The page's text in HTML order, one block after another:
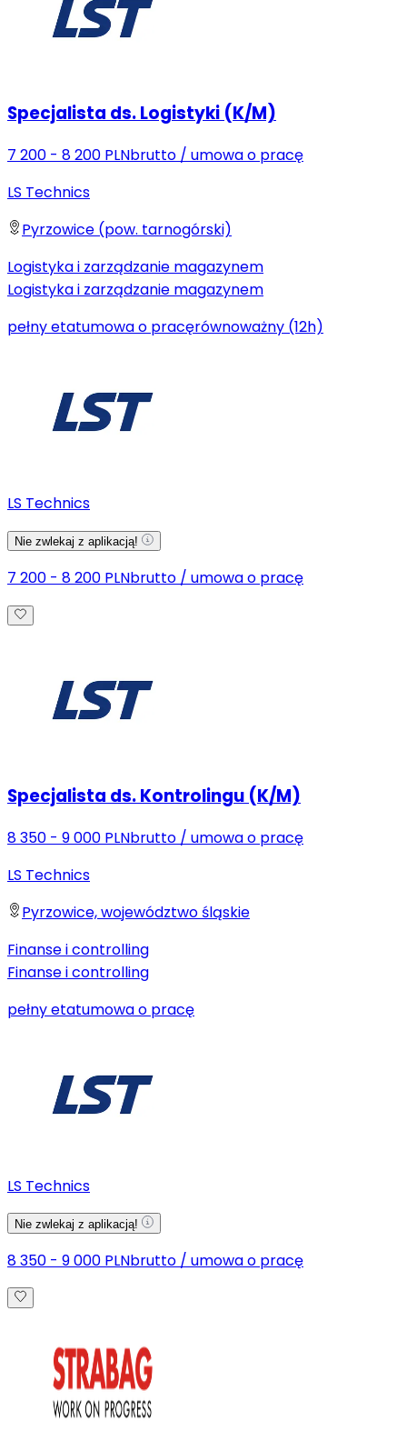
Specjalista ds. Logistyki (K/M)
7 200 - 8 200 PLNbrutto / umowa o pracę
LS Technics
Pyrzowice (pow. tarnogórski)
Logistyka i zarządzanie magazynem
Logistyka i zarządzanie magazynem
pełny etatumowa o pracęrównoważny (12h)
LS Technics
Nie zwlekaj z aplikacją!
7 200 - 8 200 PLNbrutto / umowa o pracę
Specjalista ds. Kontrolingu (K/M)
8 350 - 9 000 PLNbrutto / umowa o pracę
LS Technics
Pyrzowice, województwo śląskie
Finanse i controlling
Finanse i controlling
pełny etatumowa o pracę
LS Technics
Nie zwlekaj z aplikacją!
8 350 - 9 000 PLNbrutto / umowa o pracę